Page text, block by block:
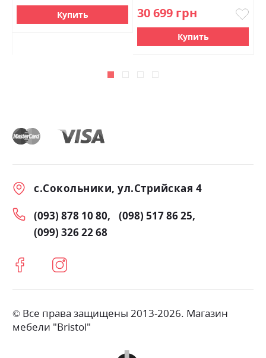
Купить 30 699 грн
Купить
с.Сокольники, ул.Стрийская 4
(093) 878 10 80
(098) 517 86 25
(099) 326 22 68
© Все права защищены 2013-2026. Магазин
мебели "Bristol"